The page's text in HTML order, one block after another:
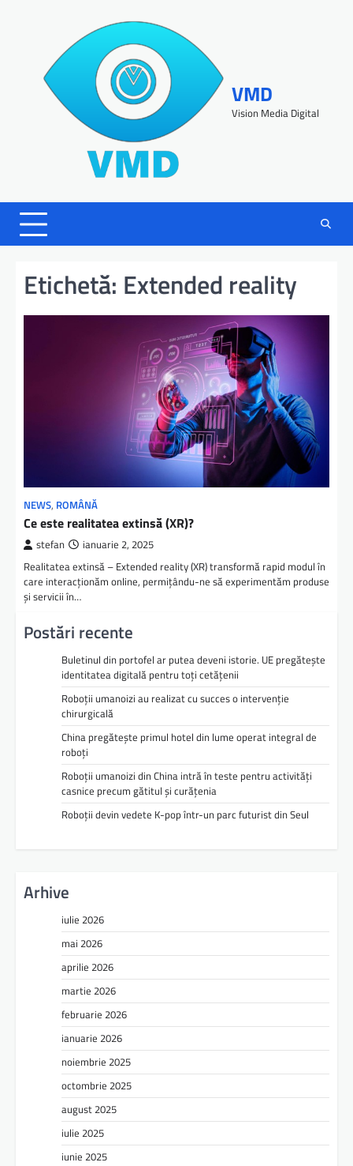
VMD
Vision Media Digital
Etichetă: Extended reality
NEWS, ROMÂNĂ
Ce este realitatea extinsă (XR)?
stefan ianuarie 2, 2025
Realitatea extinsă – Extended reality (XR) transformă rapid modul în
care interacționăm online, permițându-ne să experimentăm produse
și servicii în…
Postări recente
Buletinul din portofel ar putea deveni istorie. UE pregătește
identitatea digitală pentru toți cetățenii
Roboții umanoizi au realizat cu succes o intervenție
chirurgicală
China pregătește primul hotel din lume operat integral de
roboți
Roboții umanoizi din China intră în teste pentru activități
casnice precum gătitul și curățenia
Roboții devin vedete K-pop într-un parc futurist din Seul
Arhive
iulie 2026
mai 2026
aprilie 2026
martie 2026
februarie 2026
ianuarie 2026
noiembrie 2025
octombrie 2025
august 2025
iulie 2025
iunie 2025